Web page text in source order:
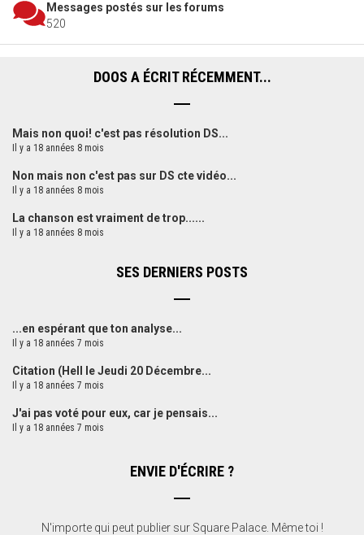
Messages postés sur les forums
520
DOOS A ÉCRIT RÉCEMMENT...
Mais non quoi! c'est pas résolution DS...
Il y a 18 années 8 mois
Non mais non c'est pas sur DS cte vidéo...
Il y a 18 années 8 mois
La chanson est vraiment de trop......
Il y a 18 années 8 mois
SES DERNIERS POSTS
...en espérant que ton analyse...
Il y a 18 années 7 mois
Citation (Hell le Jeudi 20 Décembre...
Il y a 18 années 7 mois
J'ai pas voté pour eux, car je pensais...
Il y a 18 années 7 mois
ENVIE D'ÉCRIRE ?
N'importe qui peut publier sur Square Palace. Même toi !